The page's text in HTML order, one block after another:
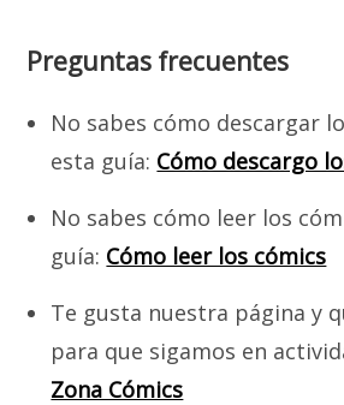
Preguntas frecuentes
No sabes cómo descargar
esta guía: Cómo descargo
No sabes cómo leer los
guía: Cómo leer los cómics
Te gusta nuestra página y
para que sigamos en
Zona Cómics